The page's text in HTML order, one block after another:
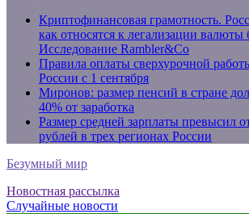
Криптофинансовая грамотность.
как относятся к легализации валюты
Исследование Rambler&Co
Правила оплаты сверхурочной
России с 1 сентября
Миронов: размер пенсий в стране
40% от заработка
Размер средней зарплаты превысил
рублей в трех регионах России
Безумный мир
Новостная рассылка
Случайные новости